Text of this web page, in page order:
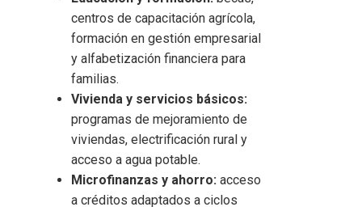
centros de capacitación agrícola,
formación en gestión empresarial
y alfabetización financiera para
familias.
Vivienda y servicios básicos:
programas de mejoramiento de
viviendas, electrificación rural y
acceso a agua potable.
Microfinanzas y ahorro: acceso
a créditos adaptados a ciclos